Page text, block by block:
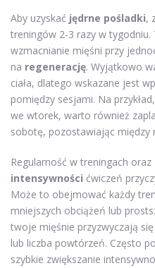
Aby uzyskać jędrne pośladki,
treningów 2-3 razy w tygodniu.
wzmacnianie mięśni przy
na regenerację. Wyjątkowo
ciała, dlatego wskazane jest
pomiędzy sesjami. Na
we wtorek, warto również
sobotę, pozostawiając między
Regularność w treningach oraz
intensywności ćwiczeń
Może to obejmować każdy
mniejszych obciążeń lub
twoje mięśnie przyzwyczają
lub liczba powtórzeń. Często
szybkie zwiększanie